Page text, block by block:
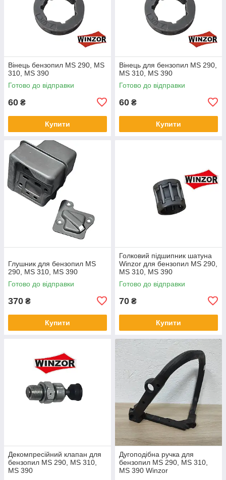
Вінець бензопил MS 290, MS
310, MS 390
Готово до відправки
60 ₴
Купити
Вінець для бензопил MS 290,
MS 310, MS 390
Готово до відправки
60 ₴
Купити
Глушник для бензопил MS
290, MS 310, MS 390
Готово до відправки
370 ₴
Купити
Голковий підшипник шатуна
Winzor для бензопил MS 290,
MS 310, MS 390
Готово до відправки
70 ₴
Купити
Декомпресійний клапан для
бензопил MS 290, MS 310,
MS 390
Дугоподібна ручка для
бензопил MS 290, MS 310,
MS 390 Winzor